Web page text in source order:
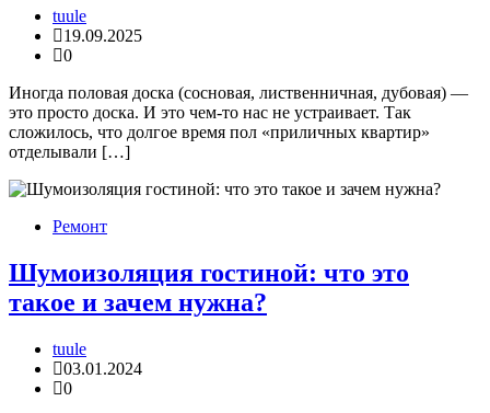
tuule
19.09.2025
0
Иногда половая доска (сосновая, лиственничная, дубовая) —
это просто доска. И это чем-то нас не устраивает. Так
сложилось, что долгое время пол «приличных квартир»
отделывали […]
Ремонт
Шумоизоляция гостиной: что это
такое и зачем нужна?
tuule
03.01.2024
0